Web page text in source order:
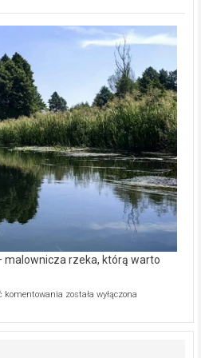
kamerą
wśród
malownicza rzeka, którą warto
komentowania Ekologiczne
–
została wyłączona